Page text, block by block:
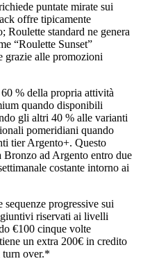
puntate mirate sui
offre tipicamente
Roulette standard ne genera
“Roulette Sunset”
grazie alle promozioni
% della propria attività
quando disponibili
gli altri 40 % alle varianti
pomeridiani quando
tier Argento+. Questo
Bronzo ad Argento entro due
costante intorno ai
progressive sui
riservati ai livelli
€100 cinque volte
un extra 200€ in credito
over.*